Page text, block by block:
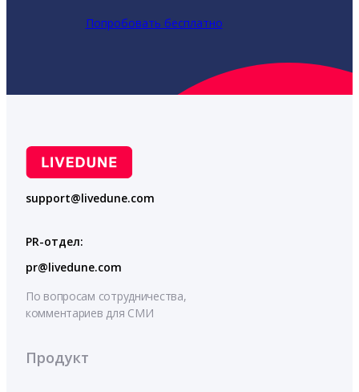
Попробовать бесплатно
support@livedune.com
PR-отдел:
pr@livedune.com
По вопросам сотрудничества,
комментариев для СМИ
Продукт